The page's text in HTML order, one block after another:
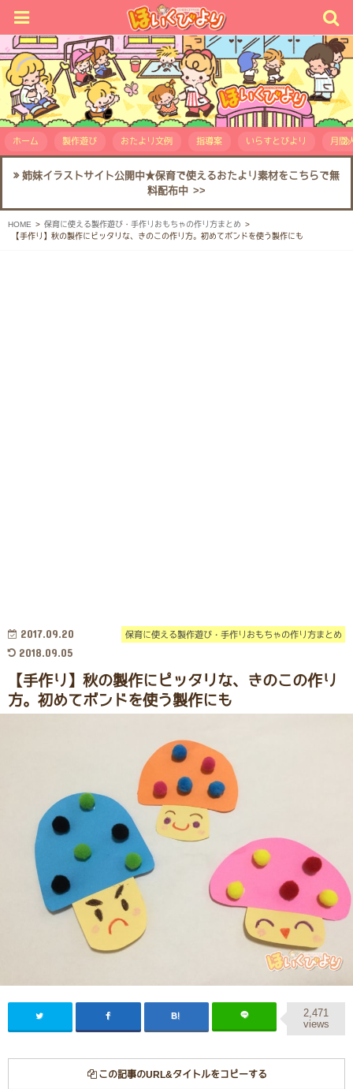
ホーム 製作遊び おたより文例 指導案 いらすとびより 月間
姉妹イラストサイト公開中★保育で使えるおたより素材をこちらで無
料配布中 >>
HOME
保育に使える製作遊び・手作りおもちゃの作り方まとめ
【手作り】秋の製作にピッタリな、きのこの作り方。初めてボンドを使う製作にも
保育に使える製作遊び・手作りおもちゃの作り方まとめ
2017.09.20
2018.09.05
【手作り】秋の製作にピッタリな、きのこの作り
方。初めてボンドを使う製作にも
2,471
views
この記事のURL&タイトルをコピーする